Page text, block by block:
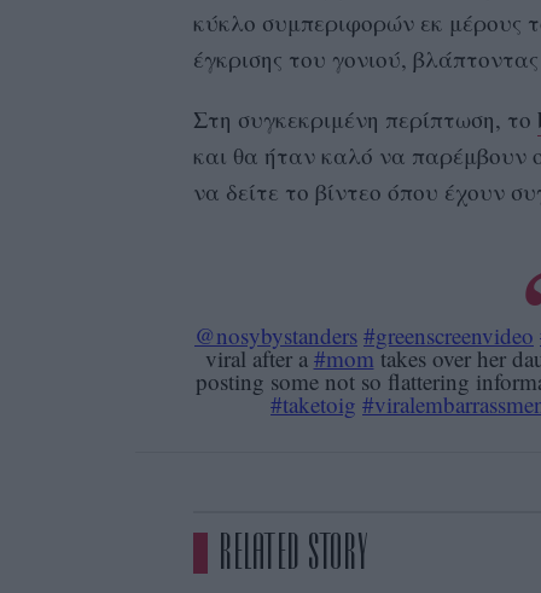
κύκλο συμπεριφορών εκ μέρους
έγκρισης του γονιού,
Στη συγκεκριμένη περίπτωση, το
και θα ήταν καλό να παρέμβουν
να δείτε το βίντεο όπου έχουν
@nosybystanders #greenscreenvideo
viral after a #momtakes over her
posting some not so flattering
#taketoig
RELATED STORY